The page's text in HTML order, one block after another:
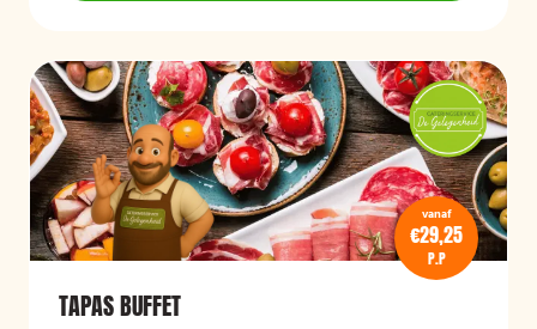
vanaf
€29,25
P.P
TAPAS BUFFET